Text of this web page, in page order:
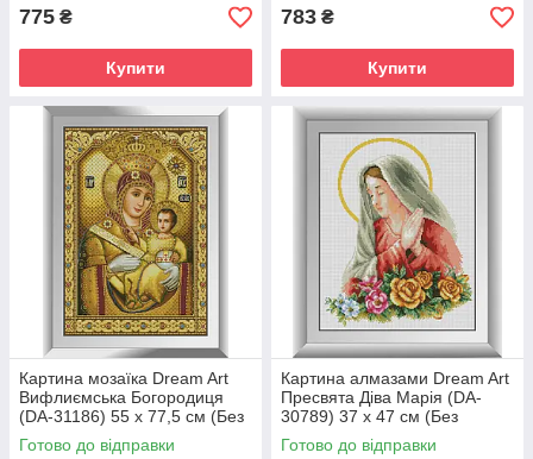
775 ₴
Купити
783 ₴
Купити
Картина мозаїка Dream Art
Вифлиємська Богородиця
(DA-31186) 55 x 77,5 см (Без
підрамника)
Готово до відправки
Картина алмазами Dream Art
Пресвята Діва Марія (DA-
30789) 37 x 47 см (Без
підрамника)
Готово до відправки